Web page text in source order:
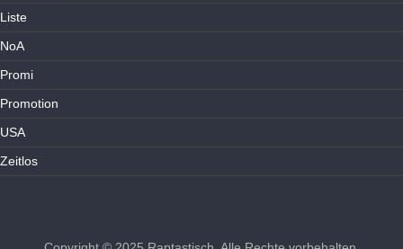
Liste
NoA
Promi
Promotion
USA
Zeitlos